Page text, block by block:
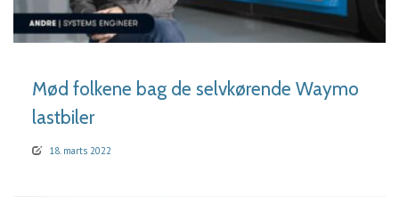
LÆS MERE
Mød folkene bag de selvkørende Waymo
lastbiler
18. marts 2022